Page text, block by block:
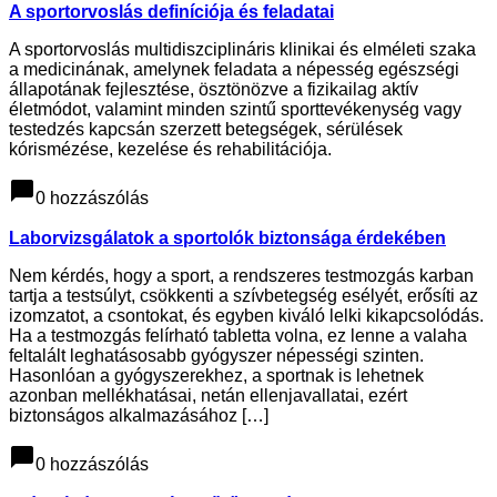
A sportorvoslás definíciója és feladatai
A sportorvoslás multidiszciplináris klinikai és elméleti szaka
a medicinának, amelynek feladata a népesség egészségi
állapotának fejlesztése, ösztönözve a fizikailag aktív
életmódot, valamint minden szintű sporttevékenység vagy
testedzés kapcsán szerzett betegségek, sérülések
kórismézése, kezelése és rehabilitációja.
chat_bubble0 hozzászólás
Laborvizsgálatok a sportolók biztonsága érdekében
Nem kérdés, hogy a sport, a rendszeres testmozgás karban
tartja a testsúlyt, csökkenti a szívbetegség esélyét, erősíti az
izomzatot, a csontokat, és egyben kiváló lelki kikapcsolódás.
Ha a testmozgás felírható tabletta volna, ez lenne a valaha
feltalált leghatásosabb gyógyszer népességi szinten.
Hasonlóan a gyógyszerekhez, a sportnak is lehetnek
azonban mellékhatásai, netán ellenjavallatai, ezért
biztonságos alkalmazásához […]
chat_bubble0 hozzászólás